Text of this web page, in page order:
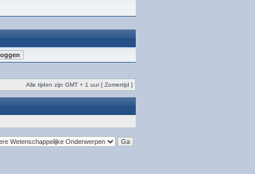
Alle tijden zijn GMT + 1 uur [ Zomertijd ]